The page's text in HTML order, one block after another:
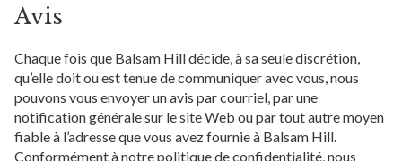
Avis
Chaque fois que Balsam Hill décide, à sa seule discrétion,
qu’elle doit ou est tenue de communiquer avec vous, nous
pouvons vous envoyer un avis par courriel, par une
notification générale sur le site Web ou par tout autre moyen
fiable à l’adresse que vous avez fournie à Balsam Hill.
Conformément à notre politique de confidentialité, nous